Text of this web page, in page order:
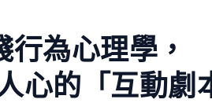
為心理學，
心的「互動劇